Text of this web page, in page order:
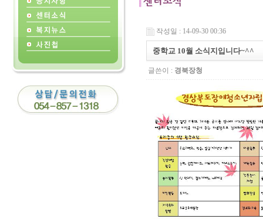
작성일 : 14-09-30 00:36
중학교 10월 소식지입니다~^^
글쓴이 : 경북장청